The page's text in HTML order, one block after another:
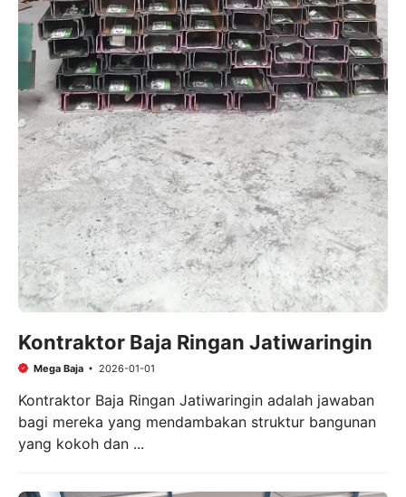
Kontraktor Baja Ringan Jatiwaringin
Mega Baja 2026-01-01
Kontraktor Baja Ringan Jatiwaringin adalah jawaban
bagi mereka yang mendambakan struktur bangunan
yang kokoh dan ...